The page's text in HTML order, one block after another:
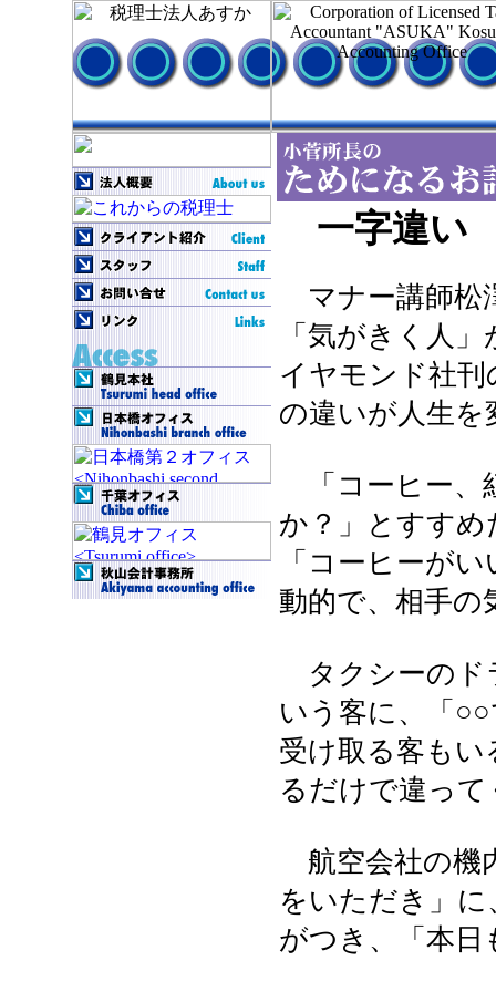
一字違い
マナー講師松
「気がきく人
イヤモンド社
の違いが人生を
「コーヒー、
か？」とすす
「コーヒーが
動的で、相手の
タクシーのド
いう客に、「
受け取る客も
るだけで違って
航空会社の機
をいただき」
がつき、「本日